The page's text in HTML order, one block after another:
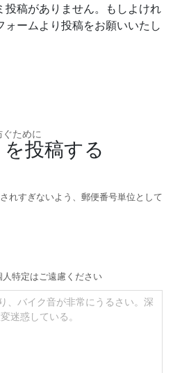
投稿がありません。もしよけれ
ームより投稿をお願いいたし
ために
投稿する
れすぎないよう、郵便番号単位として
特定はご遠慮ください